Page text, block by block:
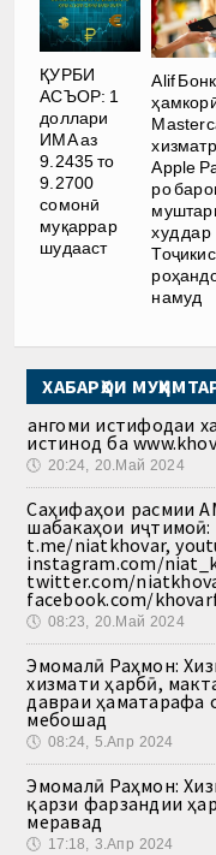
ҚУРБИ
АСЪОР: 1
доллари
ИМА аз
9.2435 то
9.2700
сомонӣ
муқаррар
шудааст
Alif
Apple
ро
худ дар
намуд
ХАБАРҲОИ
Ҳангоми истифодаи
истинод ба
🕔 20:24, 20.Май 2024
Саҳифаҳои расмии
шабакаҳои
t.me/niatkhovar,
instagram.com/
twitter.com/
facebook.com/
🕔 08:23, 20.Май 2024
Эмомалӣ Раҳмон:
хизмати ҳарбӣ,
давраи ҳаматарафа
мебошад
🕔 08:24, 5.Апр 2024
Эмомалӣ Раҳмон:
қарзи фарзандии
меравад
🕔 17:18, 3.Апр 2024